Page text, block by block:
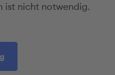
ist nicht notwendig.